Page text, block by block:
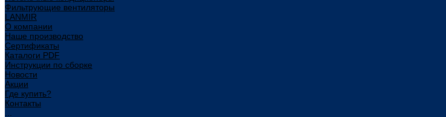
Фильтрующие вентиляторы
LANMIR
О компании
Наше производство
Сертификаты
Каталоги PDF
Инструкции по сборке
Новости
Акции
Где купить?
Контакты